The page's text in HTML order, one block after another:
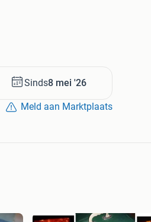
----------- voor heel veel
Sinds8 mei '26
Meld aan Marktplaats